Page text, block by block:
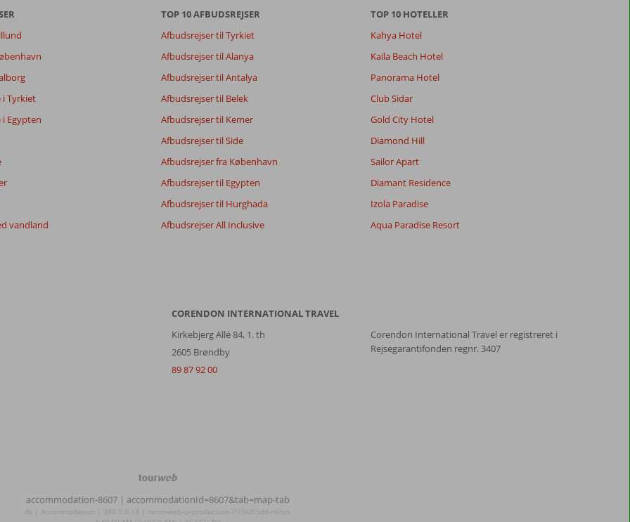
Filtrer rejseselskab
Sorter
dato (ny > gammel)
i Tyrkiet
i Egypten
vandland
TOP 10 AFBUDSREJSER
Afbudsrejser til Tyrkiet
Afbudsrejser til Alanya
Afbudsrejser til Antalya
Afbudsrejser til Belek
Afbudsrejser til Kemer
Afbudsrejser til Side
Afbudsrejser fra København
Afbudsrejser til Egypten
Afbudsrejser til Hurghada
Afbudsrejser All Inclusive
TOP 10 HOTELLER
Kahya Hotel
Kaila Beach Hotel
Panorama Hotel
Club Sidar
Gold City Hotel
Diamond Hill
Sailor Apart
Diamant Residence
Izola Paradise
Aqua Paradise Resort
CORENDON INTERNATIONAL TRAVEL
Kirkebjerg Allé 84, 1. th
2605 Brøndby
89 87 92 00
Corendon International Travel er registreret i
Rejsegarantifonden regnr. 3407
TourWeb
NetMatch
accommodation-8607 | accommodationId=8607&tab=map-tab
dk | Accommodation | 380.0.0.13 | netm-web-ui-production-7f756f55dd-n6hzs